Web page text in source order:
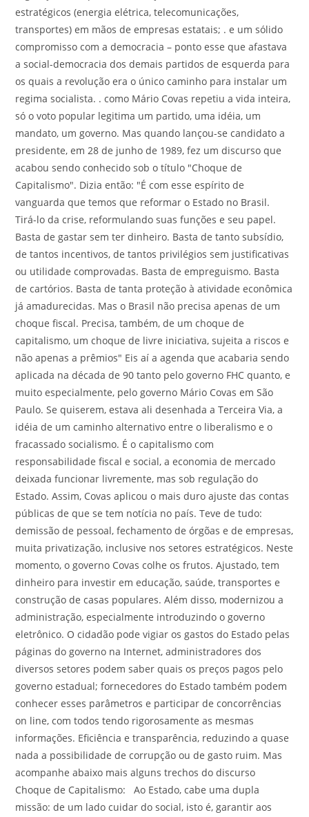
estratégicos (energia elétrica, telecomunicações,
transportes) em mãos de empresas estatais; . e um sólido
compromisso com a democracia – ponto esse que afastava
a social-democracia dos demais partidos de esquerda para
os quais a revolução era o único caminho para instalar um
regima socialista. . como Mário Covas repetiu a vida inteira,
só o voto popular legitima um partido, uma idéia, um
mandato, um governo. Mas quando lançou-se candidato a
presidente, em 28 de junho de 1989, fez um discurso que
acabou sendo conhecido sob o título "Choque de
Capitalismo". Dizia então: "É com esse espírito de
vanguarda que temos que reformar o Estado no Brasil.
Tirá-lo da crise, reformulando suas funções e seu papel.
Basta de gastar sem ter dinheiro. Basta de tanto subsídio,
de tantos incentivos, de tantos privilégios sem justificativas
ou utilidade comprovadas. Basta de empreguismo. Basta
de cartórios. Basta de tanta proteção à atividade econômica
já amadurecidas. Mas o Brasil não precisa apenas de um
choque fiscal. Precisa, também, de um choque de
capitalismo, um choque de livre iniciativa, sujeita a riscos e
não apenas a prêmios" Eis aí a agenda que acabaria sendo
aplicada na década de 90 tanto pelo governo FHC quanto, e
muito especialmente, pelo governo Mário Covas em São
Paulo. Se quiserem, estava ali desenhada a Terceira Via, a
idéia de um caminho alternativo entre o liberalismo e o
fracassado socialismo. É o capitalismo com
responsabilidade fiscal e social, a economia de mercado
deixada funcionar livremente, mas sob regulação do
Estado. Assim, Covas aplicou o mais duro ajuste das contas
públicas de que se tem notícia no país. Teve de tudo:
demissão de pessoal, fechamento de órgõas e de empresas,
muita privatização, inclusive nos setores estratégicos. Neste
momento, o governo Covas colhe os frutos. Ajustado, tem
dinheiro para investir em educação, saúde, transportes e
construção de casas populares. Além disso, modernizou a
administração, especialmente introduzindo o governo
eletrônico. O cidadão pode vigiar os gastos do Estado pelas
páginas do governo na Internet, administradores dos
diversos setores podem saber quais os preços pagos pelo
governo estadual; fornecedores do Estado também podem
conhecer esses parâmetros e participar de concorrências
on line, com todos tendo rigorosamente as mesmas
informações. Eficiência e transparência, reduzindo a quase
nada a possibilidade de corrupção ou de gasto ruim. Mas
acompanhe abaixo mais alguns trechos do discurso
Choque de Capitalismo: Ao Estado, cabe uma dupla
missão: de um lado cuidar do social, isto é, garantir aos